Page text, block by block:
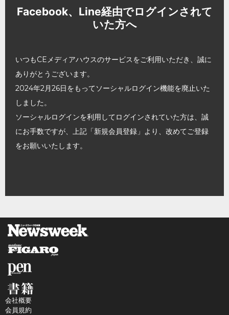
Facebook、Line経由でログインされて
いた方へ
いつもCEメディアハウスのサービスをご利用いただき、誠に
ありがとうございます。
2024年2月26日をもってソーシャルログイン機能を廃止いた
しました。
ソーシャルログインを利用してログインされていた方は、誠
にお手数ですが、上記「新規会員登録」より、改めてご登録
をお願いいたします。
会社概要
会員規約